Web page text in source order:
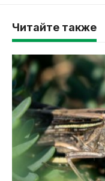
Читайте также